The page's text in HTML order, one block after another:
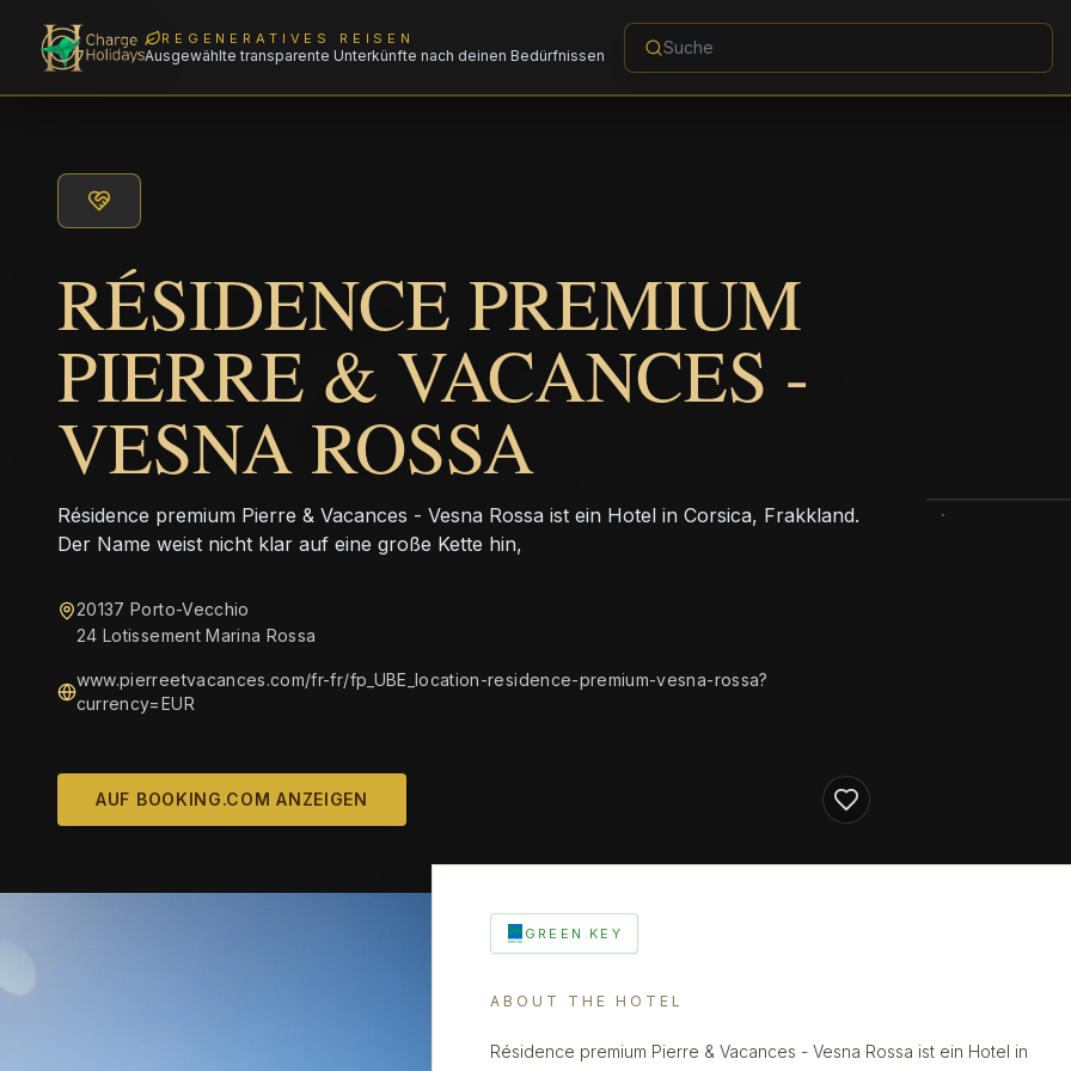
REGENERATIVES REISEN
Ausgewählte transparente Unterkünfte nach deinen Bedürfnissen
RÉSIDENCE PREMIUM
PIERRE & VACANCES -
VESNA ROSSA
Résidence premium Pierre & Vacances - Vesna Rossa ist ein Hotel in Corsica, Frakkland.
Der Name weist nicht klar auf eine große Kette hin,
20137 Porto-Vecchio
24 Lotissement Marina Rossa
www.pierreetvacances.com/fr-fr/fp_UBE_location-residence-premium-vesna-rossa?
currency=EUR
AUF BOOKING.COM ANZEIGEN
GREEN KEY
ABOUT THE HOTEL
Résidence premium Pierre & Vacances - Vesna Rossa ist ein Hotel in